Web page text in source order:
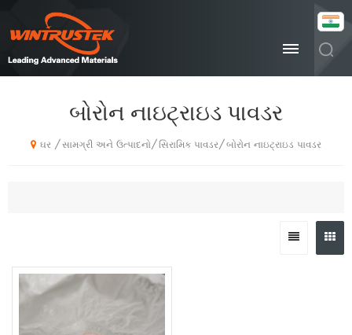
બોરોન નાઇટ્રાઇડ પાવડર
ઘર / સામગ્રી અને ઉત્પાદનો/ સિરામિક પાવડર/ બોરોન નાઇટ્રાઇડ પાવડર